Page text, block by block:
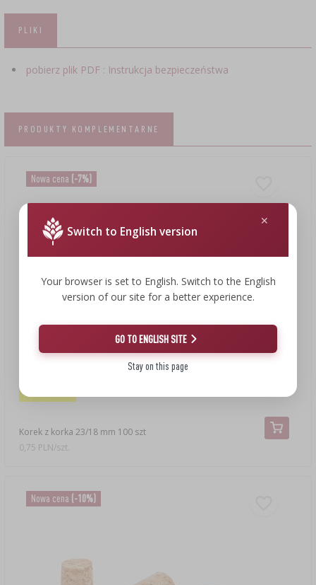
PLIKI
pobierz plik PDF : Instrukcja bezpieczeństwa
PRODUKTY KOMPLEMENTARNE
Nowa cena (-7%)
Korek z korka 23/18 mm 100 szt
74,99 zł
0,75 PLN/szt.
Nowa cena (-10%)
Switch to English version
Your browser is set to English. Switch to the English
version of our site for a better experience.
GO TO ENGLISH SITE
Stay on this page